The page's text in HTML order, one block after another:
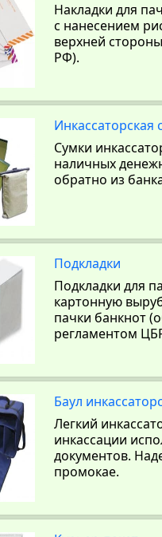
Накладки для
с нанесением
верхней
РФ).
Инкассаторская
Сумки
наличных
обратно из
Подкладки
Подкладки для
картонную
пачки банкнот
регламентом
Баул
Легкий
инкассации
документов.
промокае.